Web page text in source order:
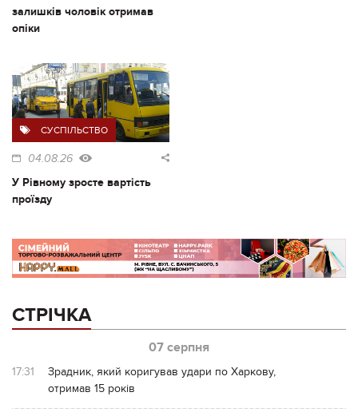
залишків чоловік отримав
опіки
СУСПІЛЬСТВО
04.08.26
У Рівному зросте вартість
проїзду
СТРІЧКА
07 серпня
17:31
Зрадник, який коригував удари по Харкову,
отримав 15 років